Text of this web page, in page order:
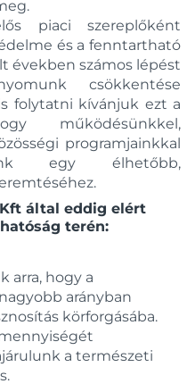
piaci szereplőként
és a fenntartható
években számos lépést
csökkentése
folytatni kívánjuk ezt a
működésünkkel,
programjainkkal
egy élhetőbb,
által eddig elért
terén:
arra, hogy a
arányban
körforgásába.
a természeti